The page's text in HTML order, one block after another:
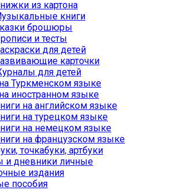
из картона
книги
брошюры
и тесты
для детей
карточки
для детей
Туркменском языке
иностранном языке
на английском языке
на турецком языке
на немецком языке
на французском языке
точкабуки, артбуки
и дневники личные
издания
пособия